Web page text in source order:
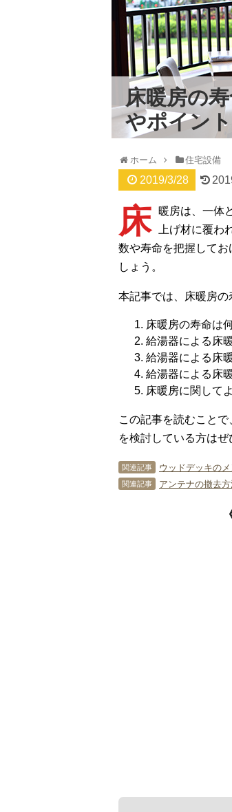
床暖房の
やポイン
ホーム 住宅設備
2019/3/28
床
暖房は、一体
上げ材に覆
数や寿命を把握して
しょう。
本記事では、床暖房の
床暖房の寿命は
給湯器による床
給湯器による床
給湯器による床
床暖房に関して
この記事を読むこと
を検討している方はぜ
関連記事 ウッドデッキの
関連記事 アンテナの撤去